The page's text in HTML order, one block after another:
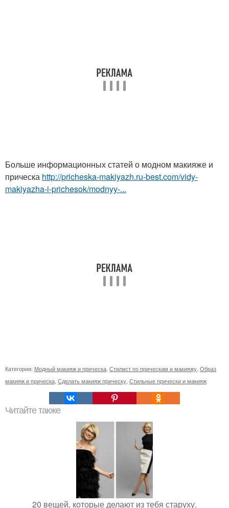
Больше информационных статей о модном макияже и
прическа http://pricheska-makiyazh.ru-best.com/vidy-
makiyazha-i-prichesok/modnyy-...
Категории: Модный макияж и прическа Стилист по прическам и макияжу Образ
макияж и прическа Сделать макияж прическу Стильные прически и макияж
Читайте также
20 вещей, которые делают из тебя старуху.